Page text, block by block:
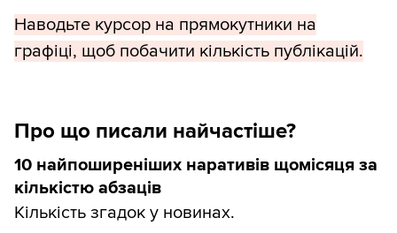
Наводьте курсор на прямокутники на
графіці, щоб побачити кількість публікацій.
Про що писали найчастіше?
10 найпоширеніших наративів щомісяця за
кількістю абзаців
Кількість згадок у новинах.